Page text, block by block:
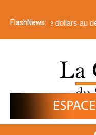
FlashNews:de dollars au